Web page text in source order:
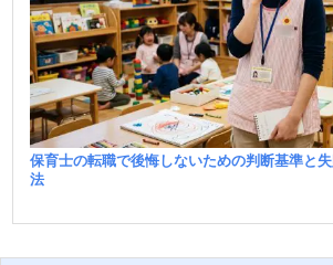
保育士の転職で後悔しないための判断基準と
法